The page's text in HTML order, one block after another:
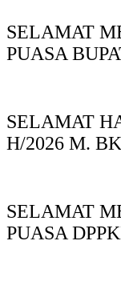
SELAMAT
PUASA
SELAMAT
H/2026 M.
SELAMAT
PUASA